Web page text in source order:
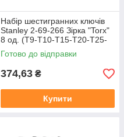
Набір шестигранних ключів
Stanley 2-69-266 Зірка "Torx"
8 од. (T9-T10-T15-T20-T25-
T27-T30-T40)
Готово до відправки
374,63 ₴
Купити